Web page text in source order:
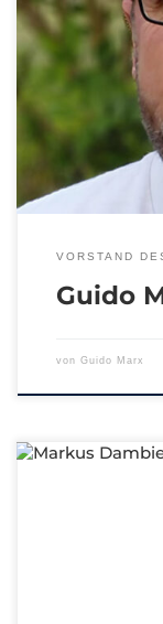
VORSTAND
Guido
von Guido Marx